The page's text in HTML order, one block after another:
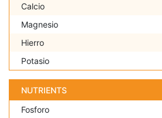
Calcio
Magnesio
Hierro
Potasio
NUTRIENTS
Fosforo